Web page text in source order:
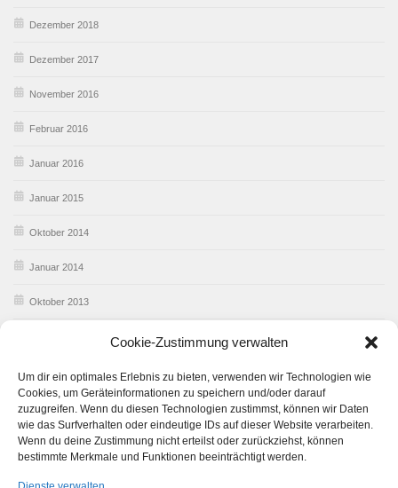
Cookie-Zustimmung verwalten
Um dir ein optimales Erlebnis zu bieten, verwenden wir Technologien wie
Cookies, um Geräteinformationen zu speichern und/oder darauf
zuzugreifen. Wenn du diesen Technologien zustimmst, können wir Daten
wie das Surfverhalten oder eindeutige IDs auf dieser Website verarbeiten.
Wenn du deine Zustimmung nicht erteilst oder zurückziehst, können
bestimmte Merkmale und Funktionen beeinträchtigt werden.
Dezember 2018
Dezember 2017
November 2016
Februar 2016
Januar 2016
Januar 2015
Oktober 2014
Januar 2014
Oktober 2013
Januar 2013
Dezember 2012